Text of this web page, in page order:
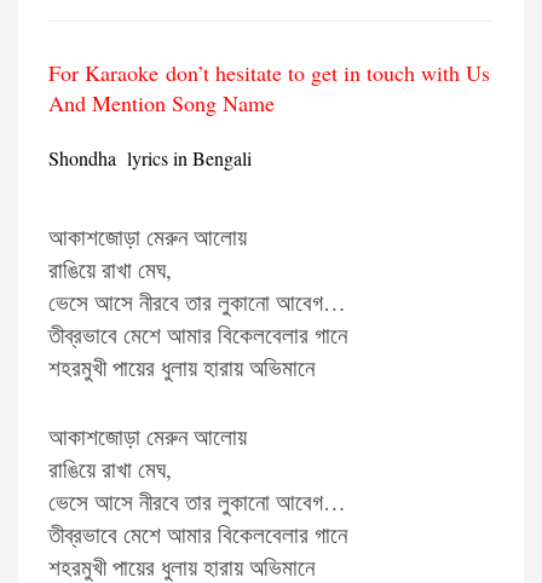
For Karaoke don’t hesitate to get in touch with Us
And Mention Song Name
Shondha lyrics in Bengali
আকাশজোড়া মেরুন আলোয়
রাঙিয়ে রাখা মেঘ,
ভেসে আসে নীরবে তার লুকানো আবেগ…
তীব্রভাবে মেশে আমার বিকেলবেলার গানে
শহরমুখী পায়ের ধুলায় হারায় অভিমানে
আকাশজোড়া মেরুন আলোয়
রাঙিয়ে রাখা মেঘ,
ভেসে আসে নীরবে তার লুকানো আবেগ…
তীব্রভাবে মেশে আমার বিকেলবেলার গানে
শহরমুখী পায়ের ধুলায় হারায় অভিমানে